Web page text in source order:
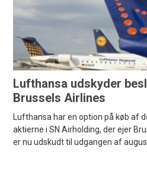
Lufthansa udskyder
Brussels Airlines
Lufthansa har en option på køb af
aktierne i SN Airholding, der ejer
er nu udskudt til udgangen af